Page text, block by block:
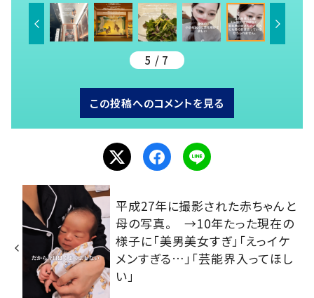
5 / 7
この投稿へのコメントを見る
平成27年に撮影された赤ちゃんと
母の写真。 →10年たった現在の
様子に「美男美女すぎ」「えっイケ
メンすぎる…」「芸能界入ってほし
い」